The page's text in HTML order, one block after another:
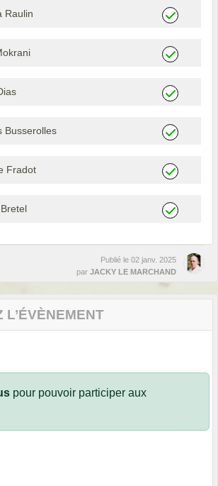
Raulin
Busserolles
Fradot
Publié le 02 janv. 2025
par JACKY LE MARCHAND
L’ÉVÈNEMENT
pour pouvoir participer aux